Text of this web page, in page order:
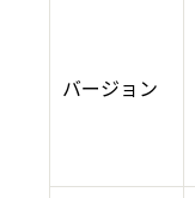
バージョン